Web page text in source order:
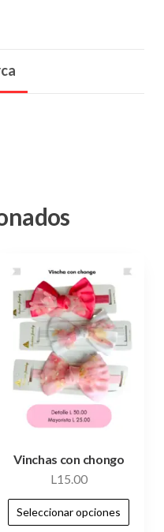
Vinchas con chongo
L15.00
Seleccionar opciones